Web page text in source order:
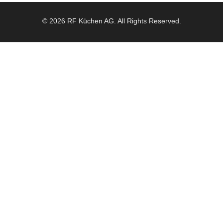
© 2026 RF Küchen AG. All Rights Reserved.